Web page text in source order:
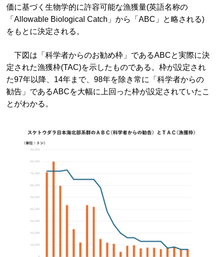
価に基づく生物学的に許容可能な漁獲量(英語名称の
「Allowable Biological Catch」から「ABC」と略される)
をもとに決定される。
下図は「科学者からのお勧め枠」であるABCと実際に決
定された漁獲枠(TAC)を示したものである。枠が設定され
た97年以降、14年まで、98年を除き常に「科学者からの
勧告」であるABCを大幅に上回った枠が設定されていたこ
とがわかる。